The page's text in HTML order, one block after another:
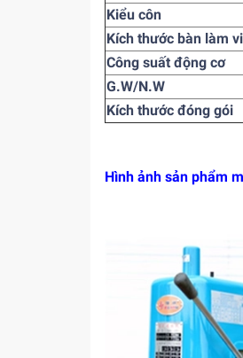
Kiểu côn
Kích thước bàn làm
Công suất động cơ
G.W/N.W
Kích thước đóng gói
Hình ảnh sản phẩm